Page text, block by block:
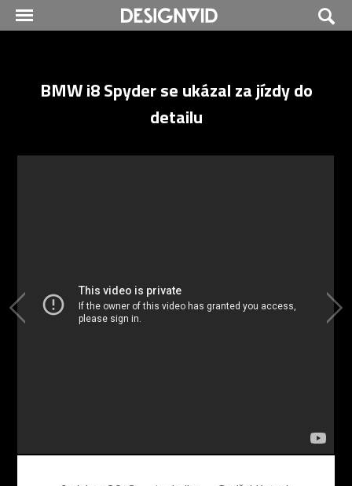
BMW i8 Spyder se ukázal za jízdy do
detailu